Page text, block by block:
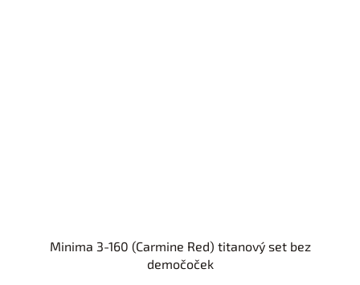
Minima 3-160 (Carmine Red) titanový set bez
demočoček